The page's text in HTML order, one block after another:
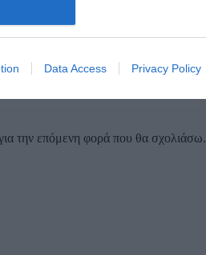
Data Access Privacy Policy
την επόμενη φορά που θα σχολιάσω.